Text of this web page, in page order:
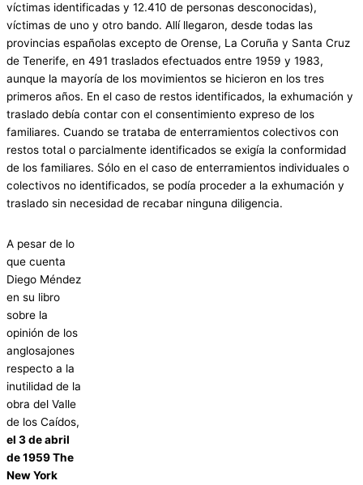
víctimas identificadas y 12.410 de personas desconocidas),
víctimas de uno y otro bando. Allí llegaron, desde todas las
provincias españolas excepto de Orense, La Coruña y Santa Cruz
de Tenerife, en 491 traslados efectuados entre 1959 y 1983,
aunque la mayoría de los movimientos se hicieron en los tres
primeros años. En el caso de restos identificados, la exhumación y
traslado debía contar con el consentimiento expreso de los
familiares. Cuando se trataba de enterramientos colectivos con
restos total o parcialmente identificados se exigía la conformidad
de los familiares. Sólo en el caso de enterramientos individuales o
colectivos no identificados, se podía proceder a la exhumación y
traslado sin necesidad de recabar ninguna diligencia.
A pesar de lo
que cuenta
Diego Méndez
en su libro
sobre la
opinión de los
anglosajones
respecto a la
inutilidad de la
obra del Valle
de los Caídos,
el 3 de abril
de 1959 The
New York